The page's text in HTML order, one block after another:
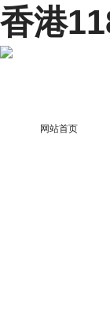
香港
网站首页